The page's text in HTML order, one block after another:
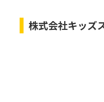
株式会社キッズ